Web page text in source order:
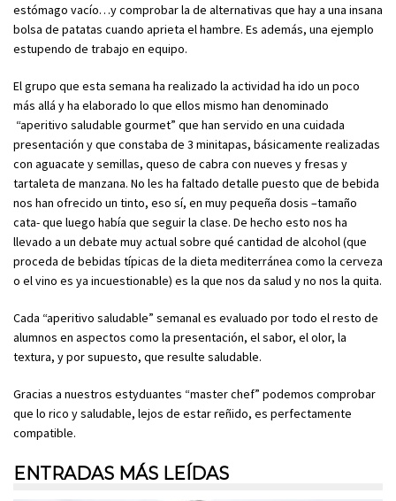
estómago vacío…y comprobar la de alternativas que hay a una insana
bolsa de patatas cuando aprieta el hambre. Es además, una ejemplo
estupendo de trabajo en equipo.
El grupo que esta semana ha realizado la actividad ha ido un poco
más allá y ha elaborado lo que ellos mismo han denominado
“aperitivo saludable gourmet” que han servido en una cuidada
presentación y que constaba de 3 minitapas, básicamente realizadas
con aguacate y semillas, queso de cabra con nueves y fresas y
tartaleta de manzana. No les ha faltado detalle puesto que de bebida
nos han ofrecido un tinto, eso sí, en muy pequeña dosis –tamaño
cata- que luego había que seguir la clase. De hecho esto nos ha
llevado a un debate muy actual sobre qué cantidad de alcohol (que
proceda de bebidas típicas de la dieta mediterránea como la cerveza
o el vino es ya incuestionable) es la que nos da salud y no nos la quita.
Cada “aperitivo saludable” semanal es evaluado por todo el resto de
alumnos en aspectos como la presentación, el sabor, el olor, la
textura, y por supuesto, que resulte saludable.
Gracias a nuestros estyduantes “master chef” podemos comprobar
que lo rico y saludable, lejos de estar reñido, es perfectamente
compatible.
ENTRADAS MÁS LEÍDAS